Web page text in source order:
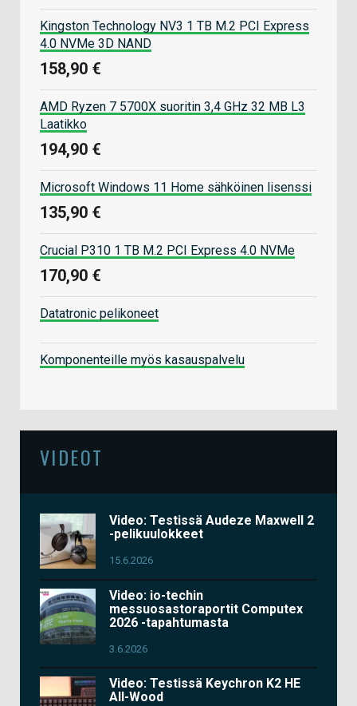
Kingston Technology NV3 1 TB M.2 PCI Express
4.0 NVMe 3D NAND
158,90 €
AMD Ryzen 7 5700X suoritin 3,4 GHz 32 MB L3
Laatikko
194,90 €
Microsoft Windows 11 Home sähköinen lisenssi
135,90 €
Crucial P310 1 TB M.2 PCI Express 4.0 NVMe
170,90 €
Datatronic pelikoneet
Komponenteille myös kasauspalvelu
VIDEOT
Video: Testissä Audeze Maxwell 2
-pelikuulokkeet
15.6.2026
Video: io-techin
messuosastoraportit Computex
2026 -tapahtumasta
3.6.2026
Video: Testissä Keychron K2 HE
All-Wood